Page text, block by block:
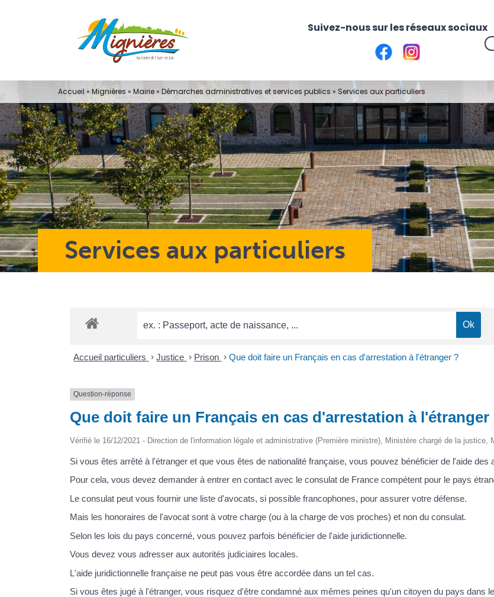
Services aux particuliers
Accueil » Mignières » Mairie» Démarches administratives et services publics » Services aux particuliers
Accueil particuliers > Justice > Prison > Que doit faire un Français en cas d'arrestation à l'étranger ?
Question-réponse
Que doit faire un Français en cas d'arrestation à l'étranger
Vérifié le 16/12/2021 - Direction de l'information légale et administrative (Première ministre), Ministère chargé de la justice,
Si vous êtes arrêté à l'étranger et que vous êtes de nationalité française, vous pouvez bénéficier de l'aide des
Pour cela, vous devez demander à entrer en contact avec le consulat de France compétent pour le pays
Le consulat peut vous fournir une liste d'avocats, si possible francophones, pour assurer votre défense.
Mais les honoraires de l'avocat sont à votre charge (ou à la charge de vos proches) et non du consulat.
Selon les lois du pays concerné, vous pouvez parfois bénéficier de l'aide juridictionnelle.
Vous devez vous adresser aux autorités judiciaires locales.
L'aide juridictionnelle française ne peut pas vous être accordée dans un tel cas.
Si vous êtes jugé à l'étranger, vous risquez d'être condamné aux mêmes peines qu'un citoyen du pays dans